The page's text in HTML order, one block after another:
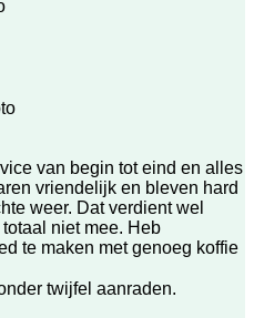
van begin tot eind en alles
vriendelijk en bleven hard
weer. Dat verdient wel
niet mee. Heb
te maken met genoeg koffie
twijfel aanraden.